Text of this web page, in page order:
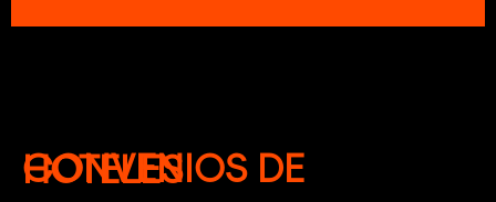
CONVENIOS DE HOTELES